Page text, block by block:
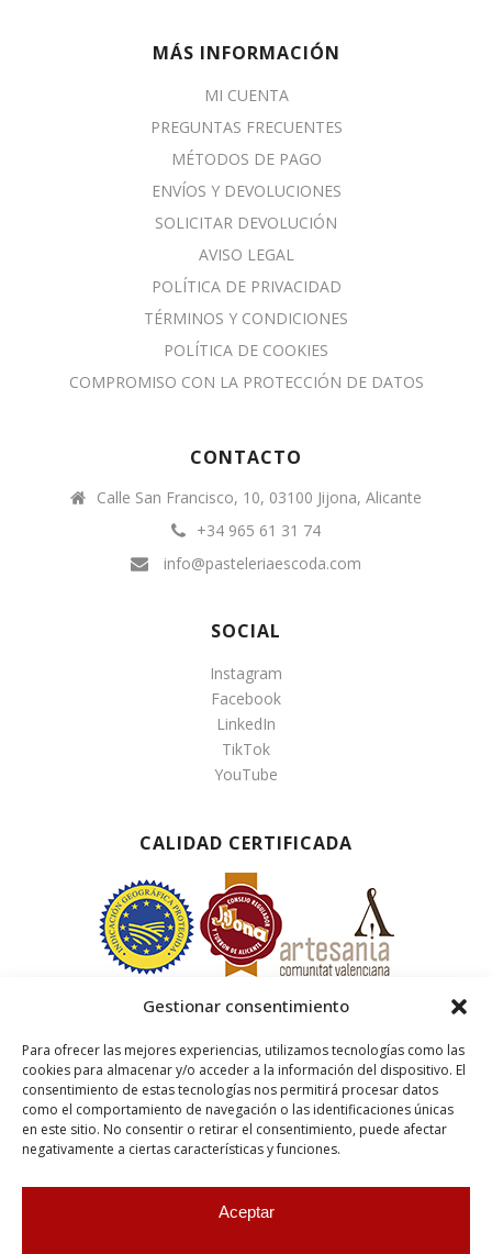
Gestionar consentimiento
Para ofrecer las mejores experiencias, utilizamos tecnologías como las
cookies para almacenar y/o acceder a la información del dispositivo. El
consentimiento de estas tecnologías nos permitirá procesar datos
como el comportamiento de navegación o las identificaciones únicas
en este sitio. No consentir o retirar el consentimiento, puede afectar
negativamente a ciertas características y funciones.
Aceptar
MÁS INFORMACIÓN
MI CUENTA
PREGUNTAS FRECUENTES
MÉTODOS DE PAGO
ENVÍOS Y DEVOLUCIONES
SOLICITAR DEVOLUCIÓN
AVISO LEGAL
POLÍTICA DE PRIVACIDAD
TÉRMINOS Y CONDICIONES
POLÍTICA DE COOKIES
COMPROMISO CON LA PROTECCIÓN DE DATOS
CONTACTO
Calle San Francisco, 10, 03100 Jijona, Alicante
+34 965 61 31 74
info@pasteleriaescoda.com
SOCIAL
Instagram
Facebook
LinkedIn
TikTok
YouTube
CALIDAD CERTIFICADA